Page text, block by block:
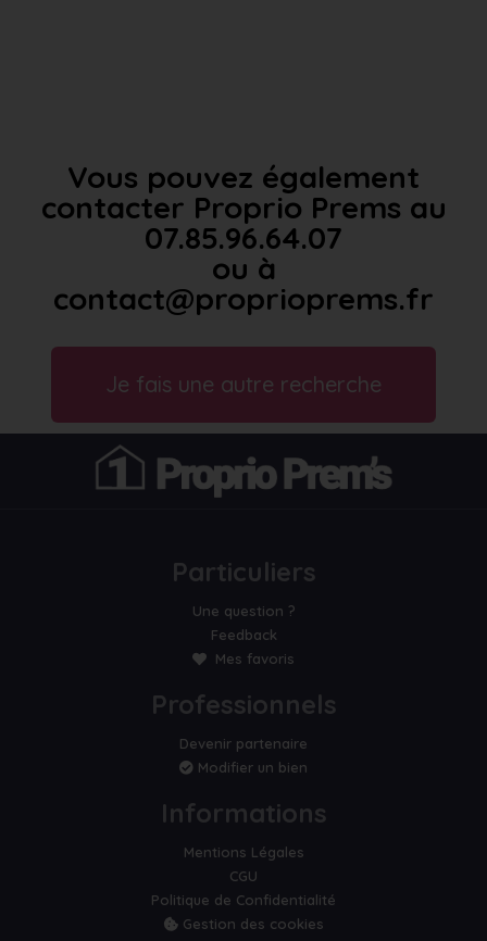
Vous pouvez également
contacter Proprio Prems au
07.85.96.64.07
ou à
contact@proprioprems.fr
Je fais une autre recherche
Particuliers
Une question ?
Feedback
Mes favoris
Professionnels
Devenir partenaire
Modifier un bien
Informations
Mentions Légales
CGU
Politique de Confidentialité
Gestion des cookies